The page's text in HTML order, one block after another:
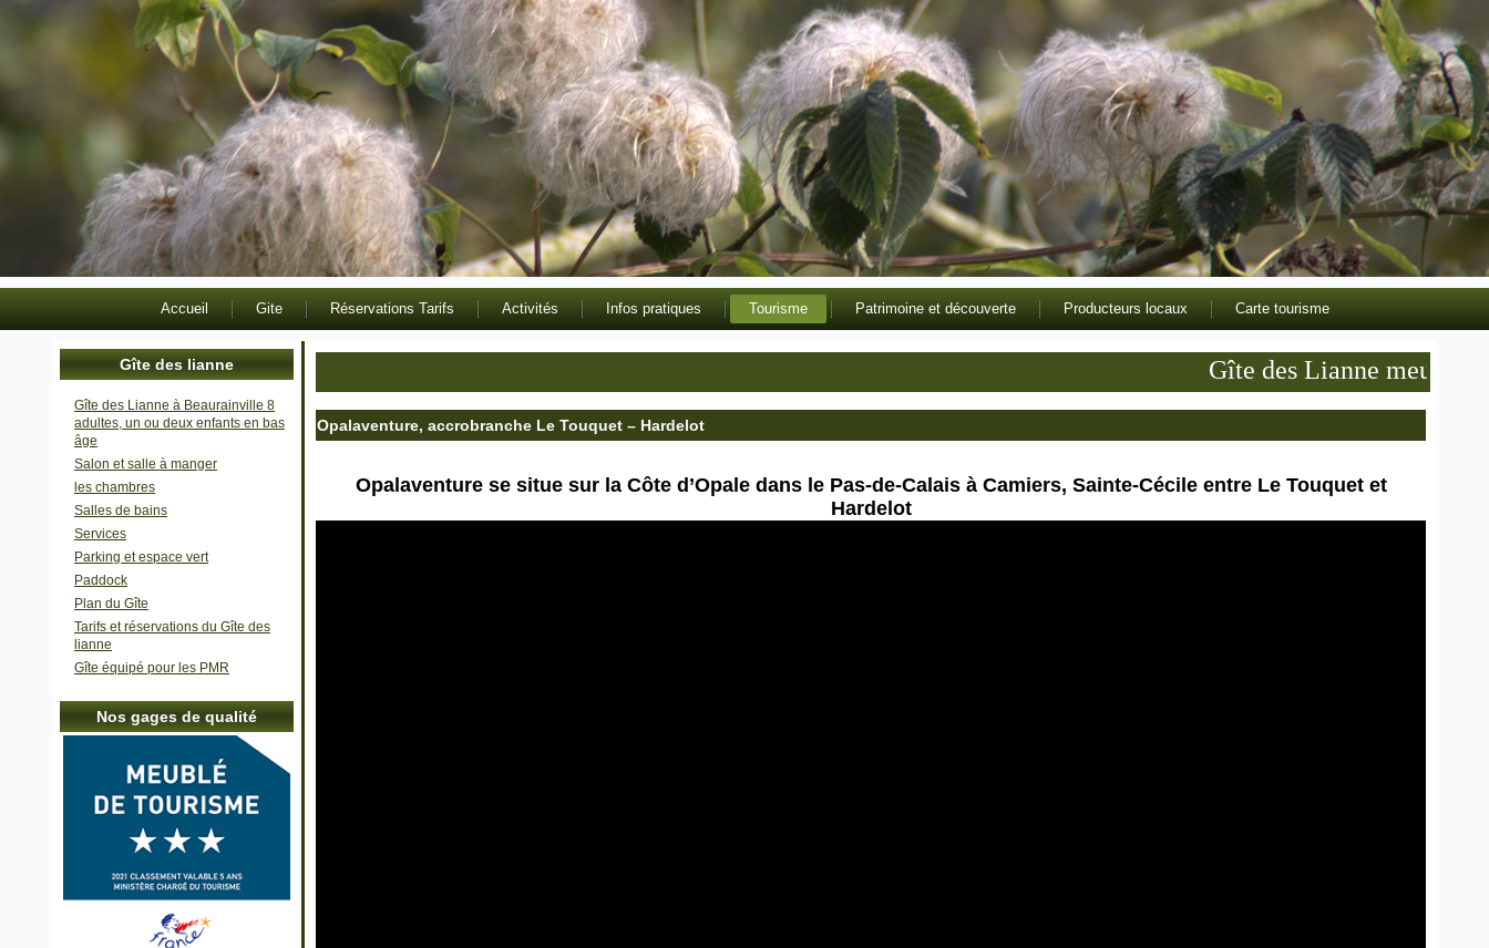
Accueil Gite Réservations Tarifs Activités Infos pratiques Tourisme Patrimoine et découverte Producteurs locaux Carte tourisme
Gîte des lianne
Gîte des Lianne à Beaurainville 8
adultes, un ou deux enfants en bas
âge
Salon et salle à manger
les chambres
Salles de bains
Services
Parking et espace vert
Paddock
Plan du Gîte
Tarifs et réservations du Gîte des
lianne
Gîte équipé pour les PMR
Nos gages de qualité
Gîte des Lianne meublé de
Opalaventure, accrobranche Le Touquet – Hardelot
Opalaventure se situe sur la Côte d’Opale dans le Pas-de-Calais à Camiers, Sainte-Cécile entre Le Touquet et
Hardelot